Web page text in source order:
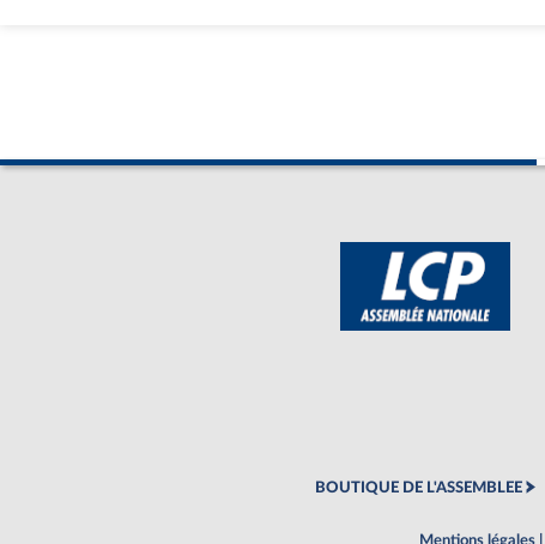
BOUTIQUE DE L'ASSEMBLEE
Mentions légales